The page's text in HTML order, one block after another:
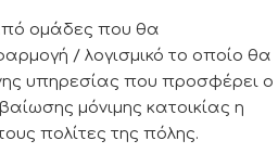
από ομάδες που θα
/ λογισμικό το οποίο θα
υπηρεσίας που προσφέρει ο
μόνιμης κατοικίας η
πολίτες της πόλης.